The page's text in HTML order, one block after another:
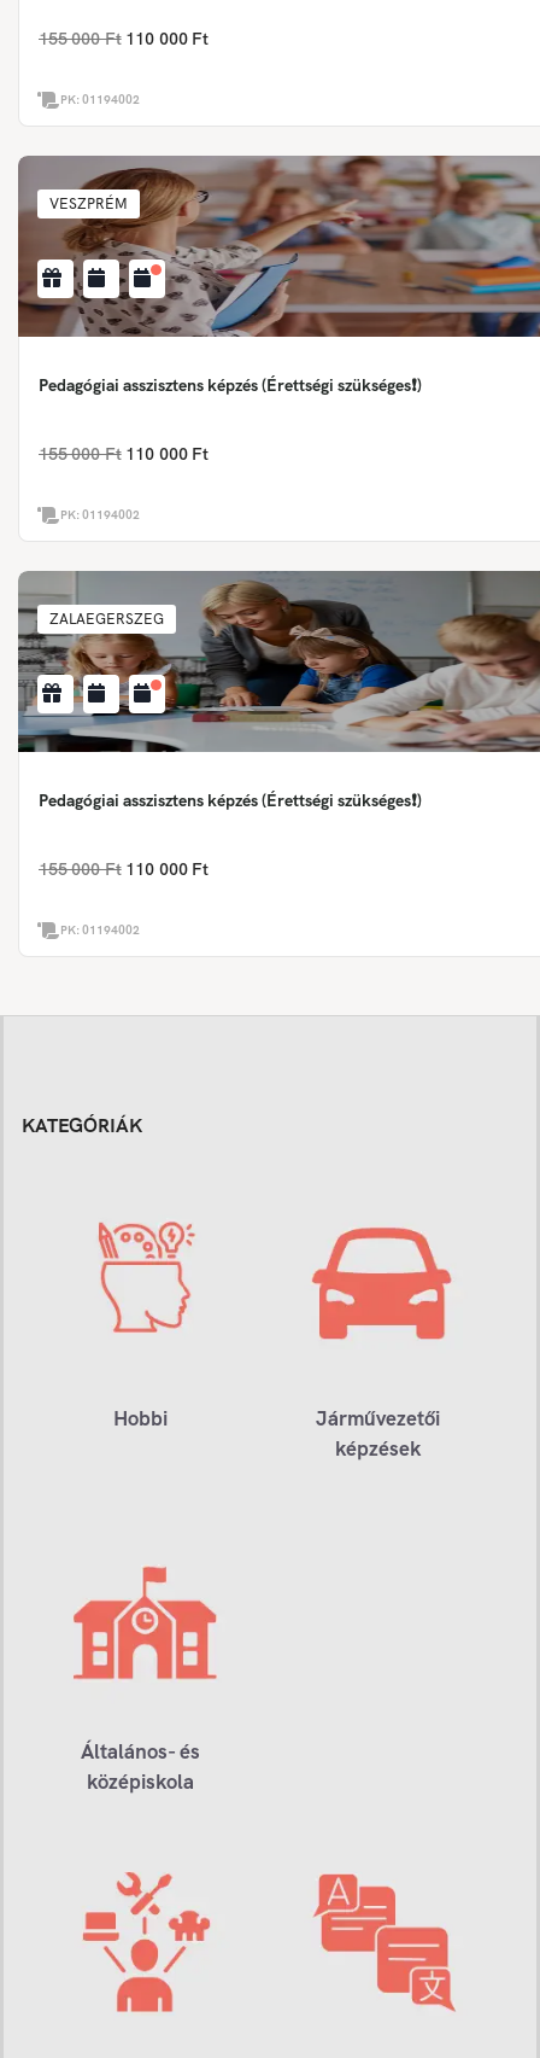
155 000 Ft 110 000 Ft
PK:01194002
VESZPRÉM
Pedagógiai asszisztens képzés (Érettségi szükséges❗)
155 000 Ft 110 000 Ft
PK:01194002
ZALAEGERSZEG
Pedagógiai asszisztens képzés (Érettségi szükséges❗)
155 000 Ft 110 000 Ft
PK:01194002
KATEGÓRIÁK
Hobbi
Járművezetői
képzések
Általános- és
középiskola